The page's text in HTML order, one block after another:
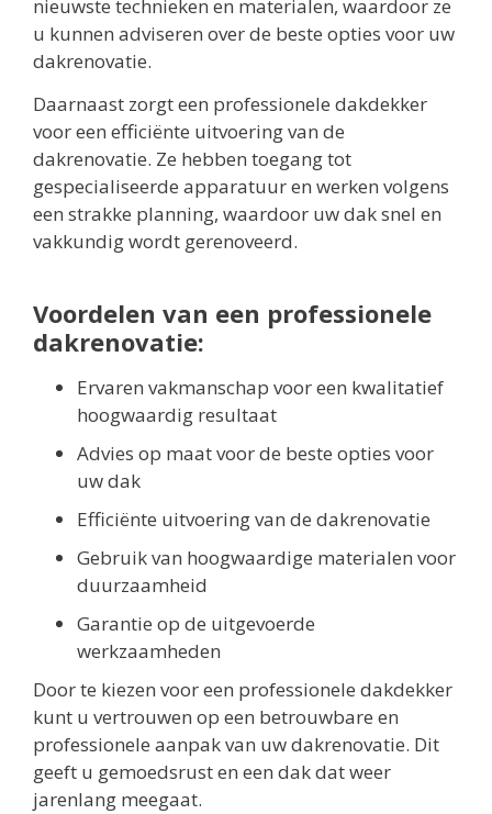
nieuwste technieken en materialen, waardoor ze
u kunnen adviseren over de beste opties voor uw
dakrenovatie.
Daarnaast zorgt een professionele dakdekker
voor een efficiënte uitvoering van de
dakrenovatie. Ze hebben toegang tot
gespecialiseerde apparatuur en werken volgens
een strakke planning, waardoor uw dak snel en
vakkundig wordt gerenoveerd.
Voordelen van een professionele
dakrenovatie:
Ervaren vakmanschap voor een kwalitatief
hoogwaardig resultaat
Advies op maat voor de beste opties voor
uw dak
Efficiënte uitvoering van de dakrenovatie
Gebruik van hoogwaardige materialen voor
duurzaamheid
Garantie op de uitgevoerde
werkzaamheden
Door te kiezen voor een professionele dakdekker
kunt u vertrouwen op een betrouwbare en
professionele aanpak van uw dakrenovatie. Dit
geeft u gemoedsrust en een dak dat weer
jarenlang meegaat.